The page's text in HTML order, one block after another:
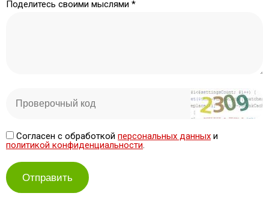
Поделитесь своими мыслями *
Согласен с обработкой персональных данных и
политикой конфиденциальности.
Отправить